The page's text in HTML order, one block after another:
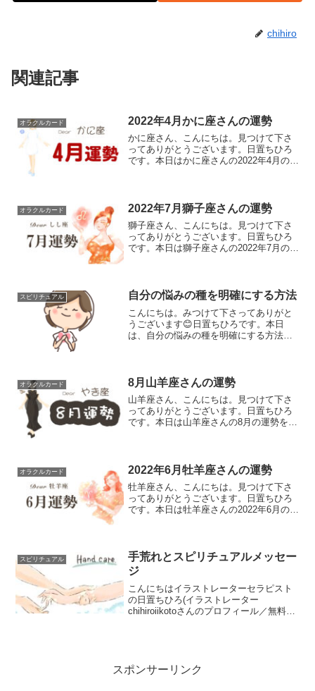
chihiro
関連記事
オラクルカード 2022年4月かに座さんの運勢
かに座さん、こんにちは。見つけて下さ
ってありがとうございます。日置ちひろ
です。本日はかに座さんの2022年4月の運
たが、今月は諸...
オラクルカード 2022年7月獅子座さんの運勢
獅子座さん、こんにちは。見つけて下さ
ってありがとうございます。日置ちひろ
です。本日は獅子座さんの2022年7月の運
たが、今月は諸...
スピリチュアル 自分の悩みの種を明確にする方法
こんにちは。みつけて下さってありがと
うございます😊日置ちひろです。本日
は、自分の悩みの種を明確にする方法を
為です。悪口が自分に返って...
オラクルカード 8月山羊座さんの運勢
山羊座さん、こんにちは。見つけて下さ
ってありがとうございます。日置ちひろ
です。本日は山羊座さんの8月の運勢を占
今月は諸事情により...
オラクルカード 2022年6月牡羊座さんの運勢
牡羊座さん、こんにちは。見つけて下さ
ってありがとうございます。日置ちひろ
です。本日は牡羊座さんの2022年6月の運
は“日常に魔法を...
スピリチュアル
手荒れとスピリチュアルメッセー
ジ
こんにちはイラストレーターセラピスト
の日置ちひろ(イラストレーター
chihiroiikotoさんのプロフィール／無料イ
スポンサーリンク